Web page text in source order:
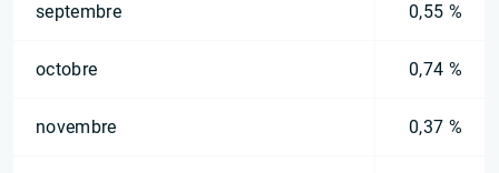
septembre 0,55 %
octobre 0,74 %
novembre 0,37 %